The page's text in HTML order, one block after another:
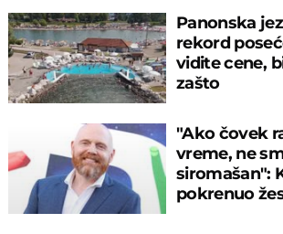
Panonska
rekord
vidite cene,
zašto
"Ako čovek
vreme, ne
siromašan":
pokrenuo